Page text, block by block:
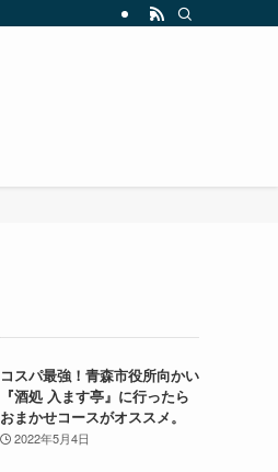
コスパ最強！青森市役所向かい
『酒処 入ます亭』に行ったら
おまかせコースがオススメ。
2022年5月4日